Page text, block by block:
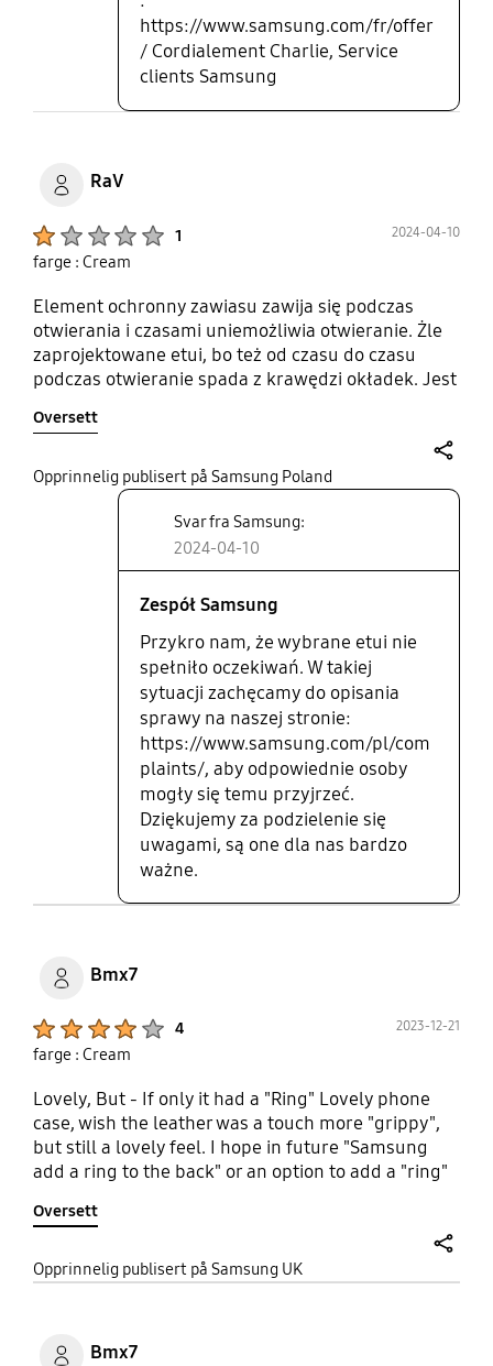
https://www.samsung.com/fr/offer
/ Cordialement Charlie, Service
clients Samsung
RaV
1 2024-04-10
farge : Cream
Element ochronny zawiasu zawija się podczas
otwierania i czasami uniemożliwia otwieranie. Żle
zaprojektowane etui, bo też od czasu do czasu
podczas otwieranie spada z krawędzi okładek. Jest
etui. Nie polecam za tak wysoka cenę słaba jakość!
Oversett
Opprinnelig publisert på Samsung Poland
Svar fra Samsung:
2024-04-10
Zespół Samsung
Przykro nam, że wybrane etui nie
spełniło oczekiwań. W takiej
sytuacji zachęcamy do opisania
sprawy na naszej stronie:
https://www.samsung.com/pl/com
plaints/, aby odpowiednie osoby
mogły się temu przyjrzeć.
Dziękujemy za podzielenie się
uwagami, są one dla nas bardzo
ważne.
Bmx7
4 2023-12-21
farge : Cream
Lovely, But - If only it had a "Ring" Lovely phone
case, wish the leather was a touch more "grippy",
but still a lovely feel. I hope in future "Samsung
add a ring to the back" or an option to add a "ring"
been 10/10.I will give it 9/10 because no "ring" on
Oversett
Opprinnelig publisert på Samsung UK
Bmx7